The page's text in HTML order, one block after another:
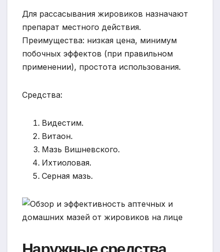
Для рассасывания жировиков назначают
препарат местного действия.
Преимущества: низкая цена, минимум
побочных эффектов (при правильном
применении), простота использования.
Средства:
Видестим.
Витаон.
Мазь Вишневского.
Ихтиоловая.
Серная мазь.